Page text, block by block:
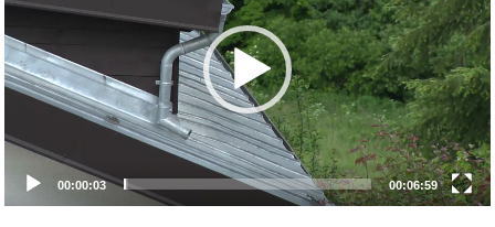
00:00:03 00:06:59